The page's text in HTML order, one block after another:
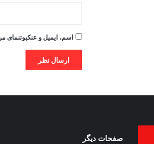
اسم، ایمیل و عنکبوتنمای
صفحات دیگر